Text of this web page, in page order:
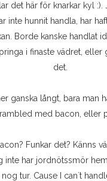
det här för knarkar kyl :).
inte hunnit handla, har
Borde kanske handlat
i finaste vädret, eller
det.
ganska långt, bara man
med bacon, eller
Funkar det? Känns
inte har jordnötssmör
nog tur. Cause I can´t